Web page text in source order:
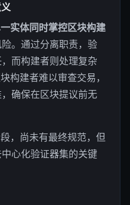
实体同时掌控区块构建
。通过分离职责，验
而构建者则处理复杂
构建者难以审查交易，
确保在区块提议前无
，尚未有最终规范，但
心化验证器集的关键